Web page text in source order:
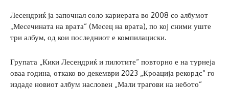
Лесендриќ ја започнал соло кариерата во 2008 со албумот
„Месечината на врата“ (Месец на врата), по кој сними уште
три албум, од кои последниот е компилациски.
Групата „Кики Лесендриќ и пилотите“ повторно е на турнеја
оваа година, откако во декември 2023 „Кроација рекордс“ го
издаде новиот албум насловен „Мали трагови на небото“